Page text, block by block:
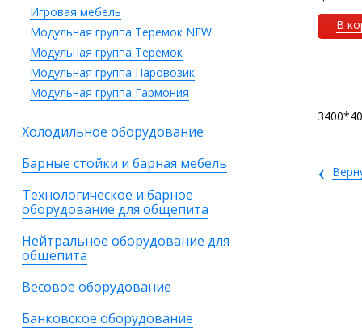
Игровая мебель
Модульная группа Теремок NEW
Модульная группа Теремок
Модульная группа Паровозик
Модульная группа Гармония
Холодильное оборудование
Барные стойки и барная мебель
Технологическое и барное
оборудование для общепита
Нейтральное оборудование для
общепита
Весовое оборудование
Банковское оборудование
В
‹